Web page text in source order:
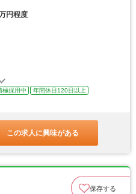
円程度
極採用中
年間休日120日以上
この求人に興味がある
保存する